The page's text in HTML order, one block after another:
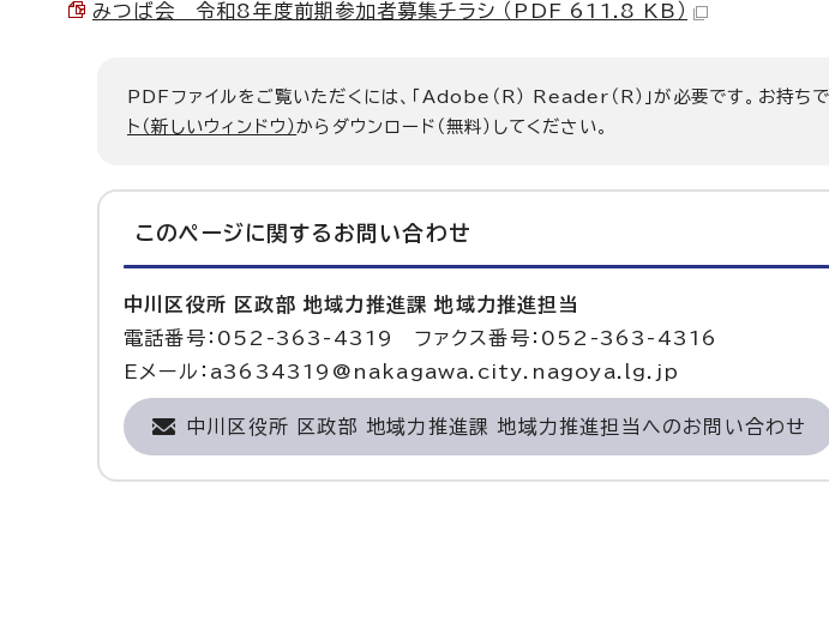
みつば会 令和8年度前期参加者募集チラシ （PDF 611.8 KB）
PDFファイルをご覧いただくには、「Adobe（R） Reader（R）」が必要です。お持ち
ト（新しいウィンドウ）からダウンロード（無料）してください。
このページに関する お問い合わせ
中川区役所 区政部 地域力推進課 地域力推進担当
電話番号：052-363-4319 ファクス番号：052-363-4316
Eメール：a3634319@nakagawa.city.nagoya.lg.jp
中川区役所 区政部 地域力推進課 地域力推進担当へのお問い合わせ